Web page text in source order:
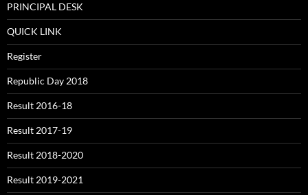
PRINCIPAL DESK
QUICK LINK
Register
Republic Day 2018
Result 2016-18
Result 2017-19
Result 2018-2020
Result 2019-2021